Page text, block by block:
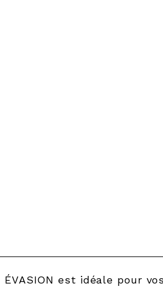
est idéale pour